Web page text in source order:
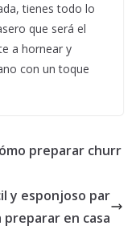
tienes todo lo
que será el
a hornear y
con un toque
preparar churr
y esponjoso par
preparar en casa